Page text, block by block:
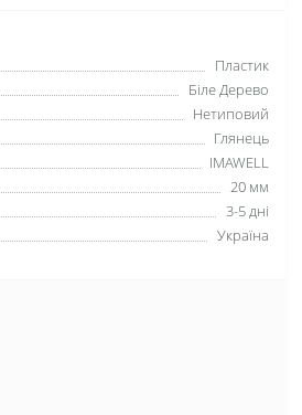
Пластик
Біле Дерево
Нетиповий
Глянець
IMAWELL
20 мм
3-5 дні
Україна